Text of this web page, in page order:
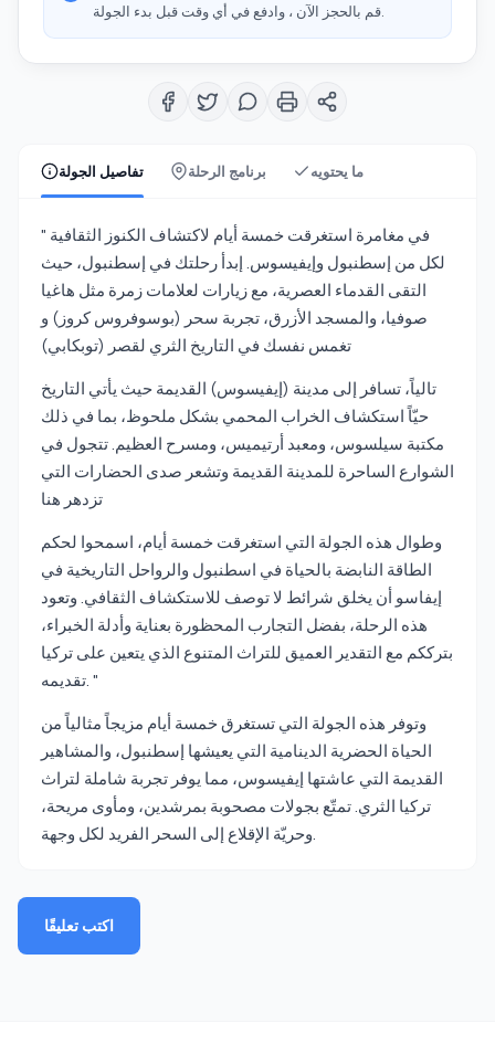
تفاصيل الجولة برنامج الرحلة ما يحتويه
" في مغامرة استغرقت خمسة أيام لاكتشاف الكنوز الثقافية
لكل من إسطنبول وإيفيسوس. إبدأ رحلتك في إسطنبول، حيث
التقى القدماء العصرية، مع زيارات لعلامات زمرة مثل هاغيا
صوفيا، والمسجد الأزرق، تجربة سحر (بوسوفروس كروز) و
تغمس نفسك في التاريخ الثري لقصر (توبكابي)
تالياً، تسافر إلى مدينة (إيفيسوس) القديمة حيث يأتي التاريخ
حيّاً استكشاف الخراب المحمي بشكل ملحوظ، بما في ذلك
مكتبة سيلسوس، ومعبد أرتيميس، ومسرح العظيم. تتجول في
الشوارع الساحرة للمدينة القديمة وتشعر صدى الحضارات التي
تزدهر هنا
وطوال هذه الجولة التي استغرقت خمسة أيام، اسمحوا لحكم
الطاقة النابضة بالحياة في اسطنبول والرواحل التاريخية في
إيفاسو أن يخلق شرائط لا توصف للاستكشاف الثقافي. وتعود
هذه الرحلة، بفضل التجارب المحظورة بعناية وأدلة الخبراء،
بترككم مع التقدير العميق للتراث المتنوع الذي يتعين على تركيا
تقديمه. "
وتوفر هذه الجولة التي تستغرق خمسة أيام مزيجاً مثالياً من
الحياة الحضرية الدينامية التي يعيشها إسطنبول، والمشاهير
القديمة التي عاشتها إيفيسوس، مما يوفر تجربة شاملة لتراث
تركيا الثري. تمتّع بجولات مصحوبة بمرشدين، ومأوى مريحة،
وحريّة الإقلاع إلى السحر الفريد لكل وجهة.
اكتب تعليقًا
قم بالحجز الآن ، وادفع في أي وقت قبل بدء الجولة.